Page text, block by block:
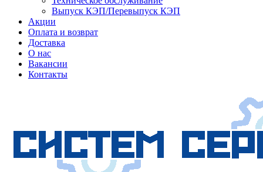
Выпуск КЭП/Перевыпуск КЭП
Акции
Оплата и возврат
Доставка
О нас
Вакансии
Контакты